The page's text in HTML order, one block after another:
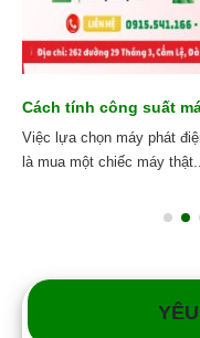
Cách tính công suất
Việc lựa chọn máy phát
là mua một chiếc máy